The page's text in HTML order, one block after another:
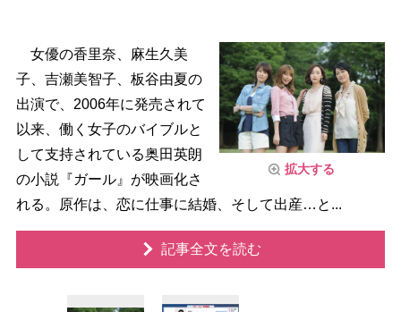
拡大する
女優の香里奈、麻生久美
子、吉瀬美智子、板谷由夏の
出演で、2006年に発売されて
以来、働く女子のバイブルと
して支持されている奥田英朗
の小説『ガール』が映画化さ
れる。原作は、恋に仕事に結婚、そして出産…と...
記事全文を読む